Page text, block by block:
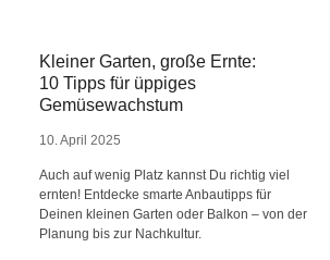
Kleiner Garten, große Ernte:
10 Tipps für üppiges
Gemüsewachstum
10. April 2025
Auch auf wenig Platz kannst Du richtig viel
ernten! Entdecke smarte Anbautipps für
Deinen kleinen Garten oder Balkon – von der
Planung bis zur Nachkultur.